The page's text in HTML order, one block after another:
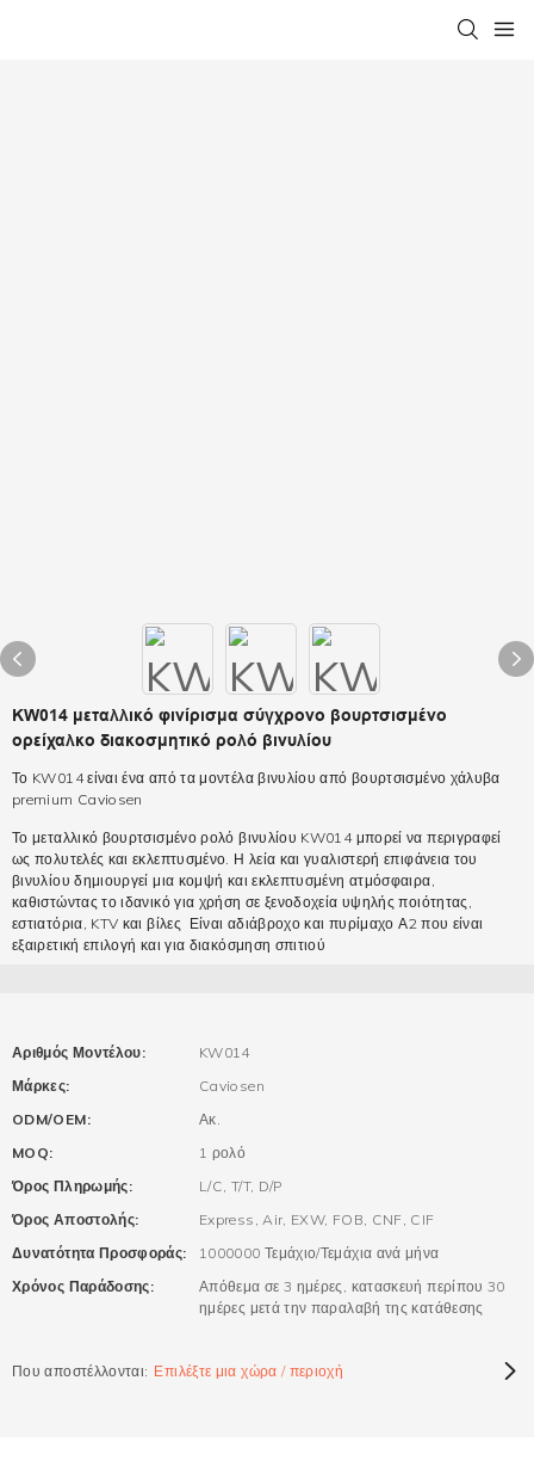
KW014 μεταλλικό φινίρισμα σύγχρονο βουρτσισμένο
ορείχαλκο διακοσμητικό ρολό βινυλίου
Το KW014 είναι ένα από τα μοντέλα βινυλίου από βουρτσισμένο χάλυβα
premium Caviosen
Το μεταλλικό βουρτσισμένο ρολό βινυλίου KW014 μπορεί να περιγραφεί
ως πολυτελές και εκλεπτυσμένο. Η λεία και γυαλιστερή επιφάνεια του
βινυλίου δημιουργεί μια κομψή και εκλεπτυσμένη ατμόσφαιρα,
καθιστώντας το ιδανικό για χρήση σε ξενοδοχεία υψηλής ποιότητας,
εστιατόρια, KTV και βίλες Είναι αδιάβροχο και πυρίμαχο Α2 που είναι
εξαιρετική επιλογή και για διακόσμηση σπιτιού
Αριθμός Μοντέλου:
KW014
Μάρκες:
Caviosen
ODM/OEM:
Ακ.
MOQ:
1 ρολό
Όρος Πληρωμής:
L/C, T/T, D/P
Όρος Αποστολής:
Express, Air, EXW, FOB, CNF, CIF
Δυνατότητα Προσφοράς:
1000000 Τεμάχιο/Τεμάχια ανά μήνα
Χρόνος Παράδοσης:
Απόθεμα σε 3 ημέρες, κατασκευή περίπου 30
ημέρες μετά την παραλαβή της κατάθεσης
Που αποστέλλονται: Επιλέξτε μια χώρα / περιοχή